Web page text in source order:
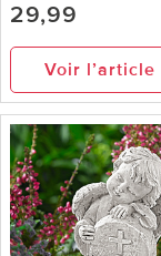
29,99
Voir l’article